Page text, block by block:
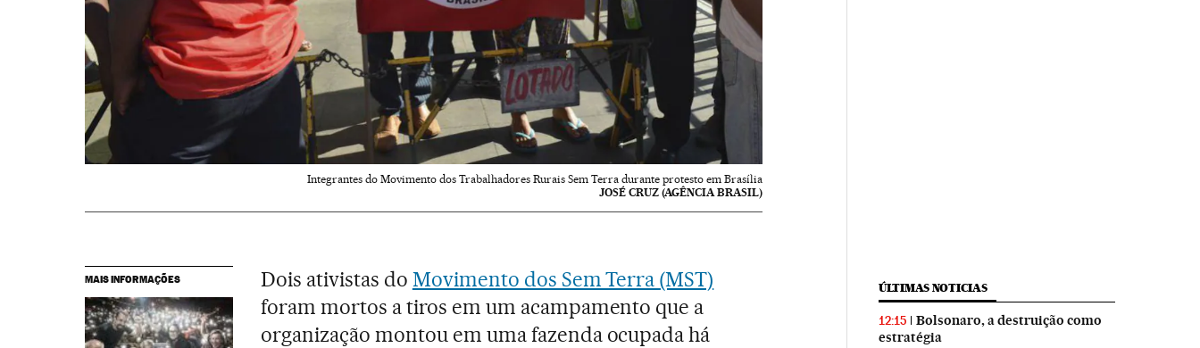
Integrantes do Movimento dos Trabalhadores Rurais Sem Terra durante protesto em Brasília
JOSÉ CRUZ (AGÊNCIA BRASIL)
MAIS INFORMAÇÕES Dois ativistas do Movimento dos Sem Terra (MST)
foram mortos a tiros em um acampamento que a
organização montou em uma fazenda ocupada há
ÚLTIMAS NOTICIAS
12:15
Bolsonaro, a destruição como
estratégia